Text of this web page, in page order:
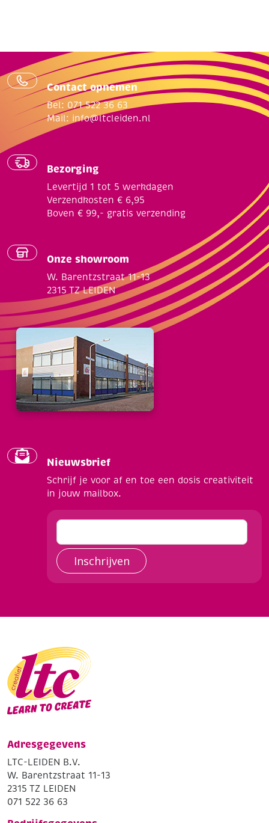
Contact opnemen
Bel: 071 522 36 63
Mail: info@ltcleiden.nl
Bezorging
Levertijd 1 tot 5 werkdagen
Verzendkosten € 6,95
Boven € 99,- gratis verzending
Onze showroom
W. Barentzstraat 11-13
2315 TZ LEIDEN
Nieuwsbrief
Schrijf je voor af en toe een dosis creativiteit
in jouw mailbox.
Inschrijven
Adresgegevens
LTC-LEIDEN B.V.
W. Barentzstraat 11-13
2315 TZ LEIDEN
071 522 36 63